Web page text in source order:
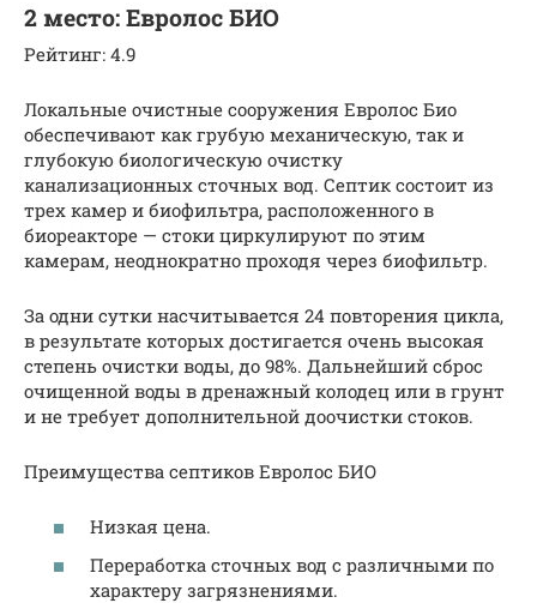
2 место: Евролос БИО
Рейтинг: 4.9
Локальные очистные сооружения Евролос Био
обеспечивают как грубую механическую, так и
глубокую биологическую очистку
канализационных сточных вод. Септик состоит из
трех камер и биофильтра, расположенного в
биореакторе — стоки циркулируют по этим
камерам, неоднократно проходя через биофильтр.
За одни сутки насчитывается 24 повторения цикла,
в результате которых достигается очень высокая
степень очистки воды, до 98%. Дальнейший сброс
очищенной воды в дренажный колодец или в грунт
и не требует дополнительной доочистки стоков.
Преимущества септиков Евролос БИО
Низкая цена.
Переработка сточных вод с различными по
характеру загрязнениями.